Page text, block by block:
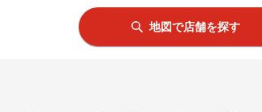
地図で店舗を探す